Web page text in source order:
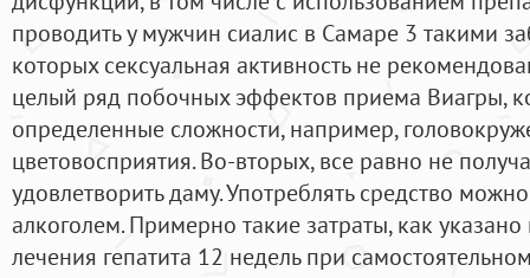
проводить у мужчин сиалис в Самаре 3 такими
которых сексуальная активность не
целый ряд побочных эффектов приема Виагры,
определенные сложности, например,
цветовосприятия. Во-вторых, все равно не
удовлетворить даму. Употреблять средство
алкоголем. Примерно такие затраты, как указано
лечения гепатита 12 недель при